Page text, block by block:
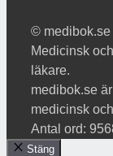
© medibok.se
Medicinsk
läkare.
medibok.se
medicinsk
Antal ord:
Stäng